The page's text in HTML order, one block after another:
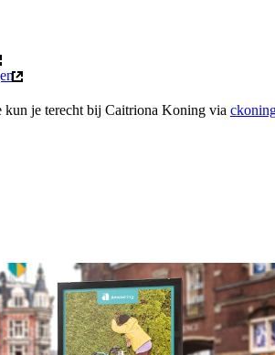
link)
link)
link)
link)
(externe link)
kun je terecht bij Caitriona Koning via